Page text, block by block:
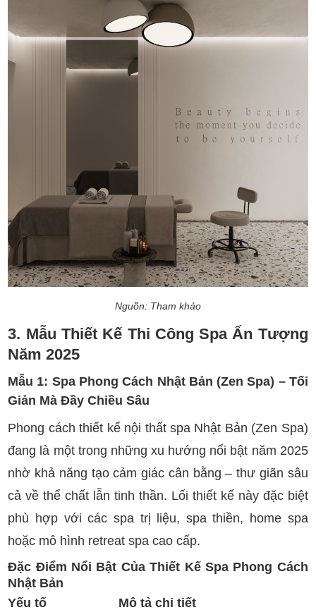
Nguồn: Tham khảo
3. Mẫu Thiết Kế Thi Công Spa Ấn Tượng
Năm 2025
Mẫu 1: Spa Phong Cách Nhật Bản (Zen Spa) – Tối
Giản Mà Đầy Chiều Sâu
Phong cách thiết kế nội thất spa Nhật Bản (Zen Spa)
đang là một trong những xu hướng nổi bật năm 2025
nhờ khả năng tạo cảm giác cân bằng – thư giãn sâu
cả về thể chất lẫn tinh thần. Lối thiết kế này đặc biệt
phù hợp với các spa trị liệu, spa thiền, home spa
hoặc mô hình retreat spa cao cấp.
Đặc Điểm Nổi Bật Của Thiết Kế Spa Phong Cách
Nhật Bản
Yếu tố
Mô tả chi tiết